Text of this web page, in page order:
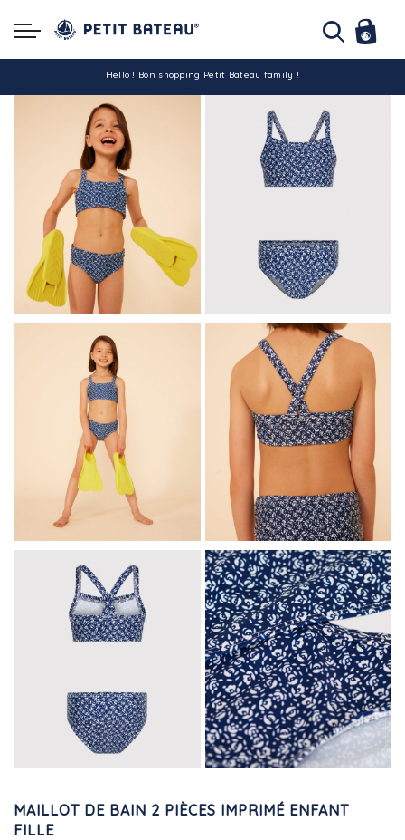
La livraison est assurée partout en Tunisie !
-10% pour tout paiement par carte bancaire (hors promo)
MAILLOT DE BAIN 2 PIÈCES IMPRIMÉ ENFANT
FILLE